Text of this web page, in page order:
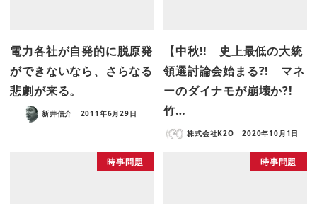
電力各社が自発的に脱原発
ができないなら、さらなる
悲劇が来る。
新井信介 2011年6月29日
【中秋!! 史上最低の大統
領選討論会始まる?! マネ
ーのダイナモが崩壊か?!
竹…
株式会社K2O 2020年10月1日
時事問題 時事問題